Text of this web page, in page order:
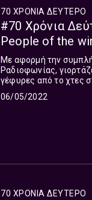
70 ΧΡΟΝΙΑ ΔΕΥΤΕΡΟ
#70 Χρόνια
People of the
Με αφορμή την
Ραδιοφωνίας,
γέφυρες από το χτες
06/05/2022
70 ΧΡΟΝΙΑ ΔΕΥΤΕΡΟ